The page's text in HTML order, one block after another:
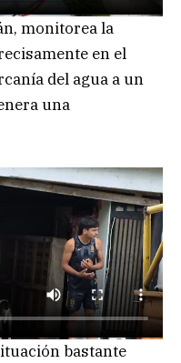
monitorea la
en el
del agua a un
una
bastante